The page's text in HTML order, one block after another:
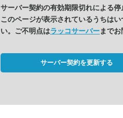
サーバー契約の有効期限切れによる停
このページが表示されているうちは
い。ご不明点はラッコサーバーまでお
サーバー契約を更新する